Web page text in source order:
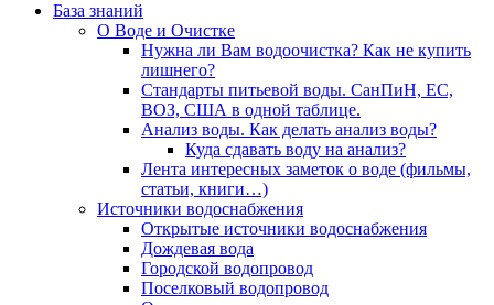
База знаний
О Воде и Очистке
Нужна ли Вам водоочистка? Как не купить
лишнего?
Стандарты питьевой воды. СанПиН, ЕС,
ВОЗ, США в одной таблице.
Анализ воды. Как делать анализ воды?
Куда сдавать воду на анализ?
Лента интересных заметок о воде (фильмы,
статьи, книги…)
Источники водоснабжения
Открытые источники водоснабжения
Дождевая вода
Городской водопровод
Поселковый водопровод